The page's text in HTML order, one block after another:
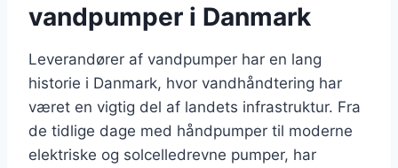
vandpumper i Danmark
Leverandører af vandpumper har en lang
historie i Danmark, hvor vandhåndtering har
været en vigtig del af landets infrastruktur. Fra
de tidlige dage med håndpumper til moderne
elektriske og solcelledrevne pumper, har